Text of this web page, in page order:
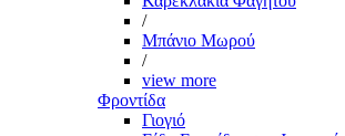
/
Μπάνιο Μωρού
/
view more
Φροντίδα
Γιογιό